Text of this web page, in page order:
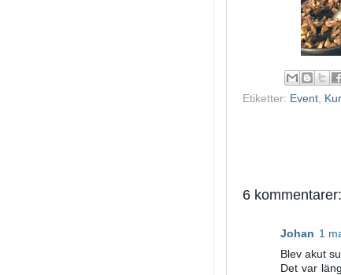
Etiketter: Event,
6 kommentarer:
Johan 1
Blev akut
Det var